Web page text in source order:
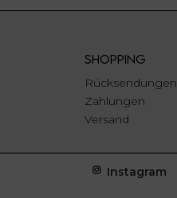
SHOPPING
Rücksendungen
Zahlungen
Versand
Instagram